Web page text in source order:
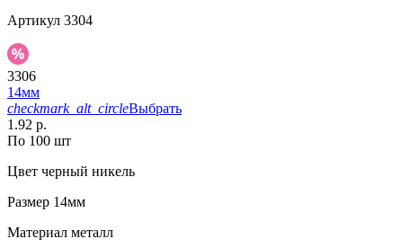
Артикул 3304
3306
14мм
checkmark_alt_circleВыбрать
1.92 р.
По 100 шт
Цвет черный никель
Размер 14мм
Материал металл